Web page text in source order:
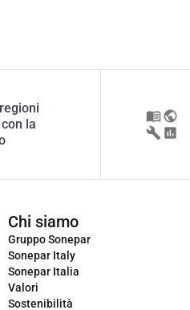
la
Chi siamo
Gruppo Sonepar
Sonepar Italy
Sonepar Italia
Valori
Sostenibilità